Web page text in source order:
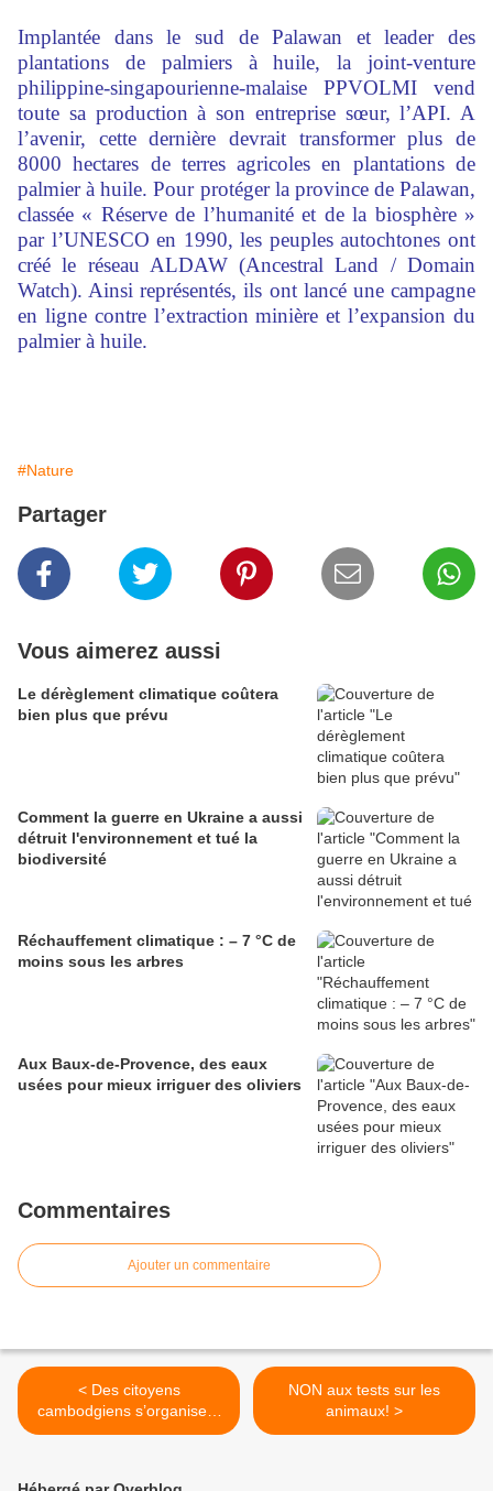
Implantée dans le sud de Palawan et leader des
plantations de palmiers à huile, la joint-venture
philippine-singapourienne-malaise PPVOLMI vend
toute sa production à son entreprise sœur, l’API. A
l’avenir, cette dernière devrait transformer plus de
8000 hectares de terres agricoles en plantations de
palmier à huile. Pour protéger la province de Palawan,
classée « Réserve de l’humanité et de la biosphère »
par l’UNESCO en 1990, les peuples autochtones ont
créé le réseau ALDAW (Ancestral Land / Domain
Watch). Ainsi représentés, ils ont lancé une campagne
en ligne contre l’extraction minière et l’expansion du
palmier à huile.
#Nature
Partager
Vous aimerez aussi
Le dérèglement climatique coûtera
bien plus que prévu
Comment la guerre en Ukraine a aussi
détruit l'environnement et tué la
biodiversité
Réchauffement climatique : – 7 °C de
moins sous les arbres
Aux Baux-de-Provence, des eaux
usées pour mieux irriguer des oliviers
Commentaires
Ajouter un commentaire
< Des citoyens
cambodgiens s’organisent
pour protéger les forêts
NON aux tests sur les
animaux! >